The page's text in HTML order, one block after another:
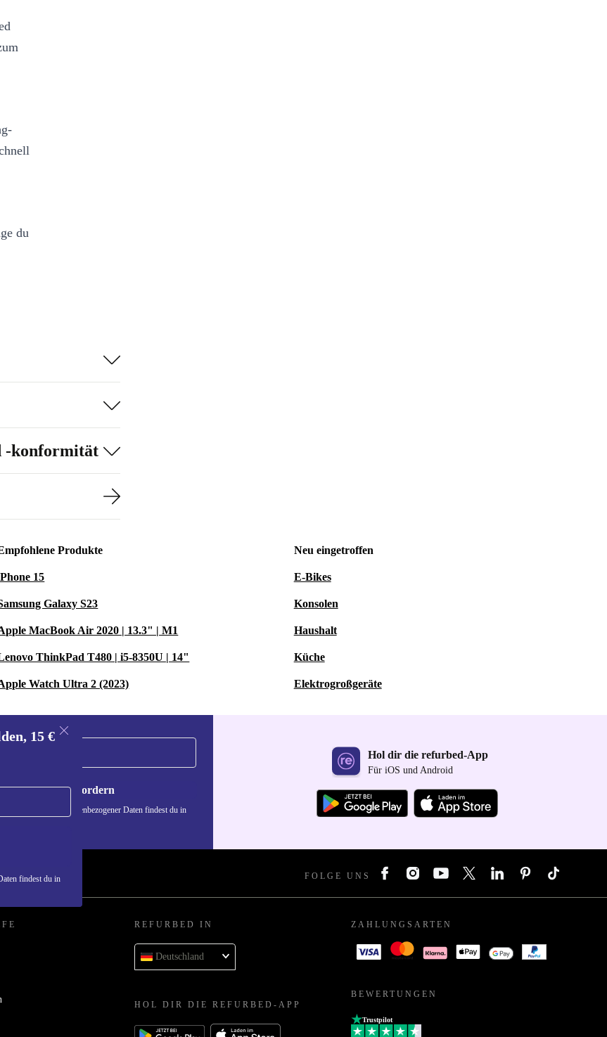
du
auftauen
-konformität
Produkte
15
Galaxy S23
MacBook Air 2020 | 13.3" | M1
ThinkPad T480 | i5-8350U | 14"
Watch Ultra 2 (2023)
Neu eingetroffen
E-Bikes
Konsolen
Haushalt
Küche
Elektrogroßgeräte
15 €
findest du in
Gutschein anfordern
Verwendung personenbezogener Daten findest du in
Hol dir die refurbed-App
Für iOS und Android
FOLGE UNS
REFURBED IN
Deutschland
HOL DIR DIE REFURBED-APP
ZAHLUNGSARTEN
BEWERTUNGEN
Trustpilot